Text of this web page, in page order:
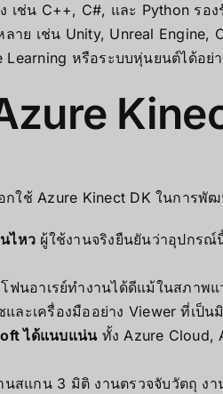
ช่น C++, C#, และ Python รอ
าย เช่น Unity, Unreal
Learning หรือระบบหุ่นยนต์ได้อย่
ใช้ Azure Kinect DK ในการพั
ไหว ผู้ใช้งานจริงยืนยันว่าอุปกรณ์
ฟนอาเรย์ทำงานได้ดีแม้ในสภาพ
และเครื่องมืออย่าง Viewer ที่เป็
ได้แนบแน่นทั้ง Azure Cloud,
สแกน 3 มิติ งานตรวจจับวัตถุ งา